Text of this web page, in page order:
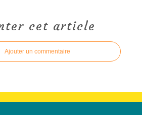
cet article
Ajouter un commentaire